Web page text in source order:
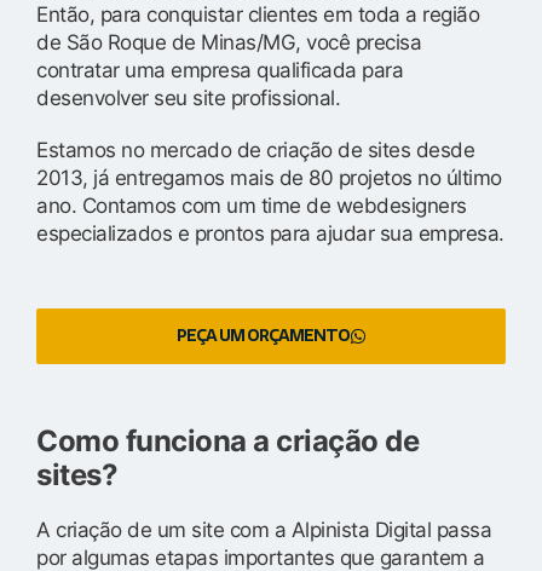
Então, para conquistar clientes em toda a região
de São Roque de Minas/MG, você precisa
contratar uma empresa qualificada para
desenvolver seu site profissional.
Estamos no mercado de criação de sites desde
2013, já entregamos mais de 80 projetos no último
ano. Contamos com um time de webdesigners
especializados e prontos para ajudar sua empresa.
PEÇA UM ORÇAMENTO
Como funciona a criação de
sites?
A criação de um site com a Alpinista Digital passa
por algumas etapas importantes que garantem a